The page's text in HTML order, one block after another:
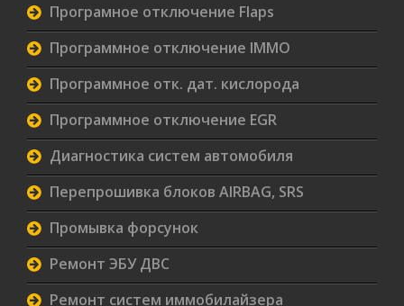
Програмное отключение Flaps
Программное отключение IMMO
Программное отк. дат. кислорода
Программное отключение EGR
Диагностика систем автомобиля
Перепрошивка блоков AIRBAG, SRS
Промывка форсунок
Ремонт ЭБУ ДВС
Ремонт систем иммобилайзера